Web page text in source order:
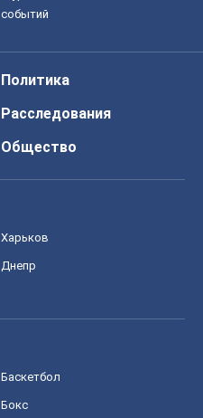
событий
Политика
Расследования
Общество
Харьков
Днепр
Баскетбол
Бокс